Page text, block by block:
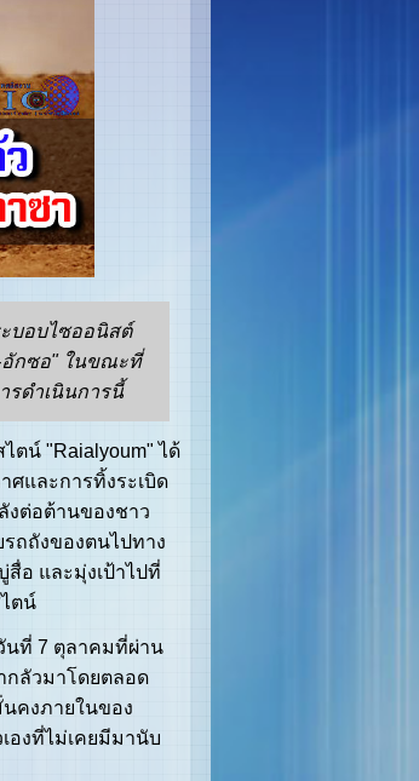
ะบอบไซออนิสต์
อักซอ" ในขณะที่
รดำเนินการนี้
น์ "Raialyoum" ได้
และการทิ้งระเบิด
งต่อต้านของชาว
ถถังของตนไปทาง
สื่อ และมุ่งเป้าไปที่
ตน์
ที่ 7 ตุลาคมที่ผ่าน
กลัวมาโดยตลอด
คงภายในของ
องที่ไม่เคยมีมานับ